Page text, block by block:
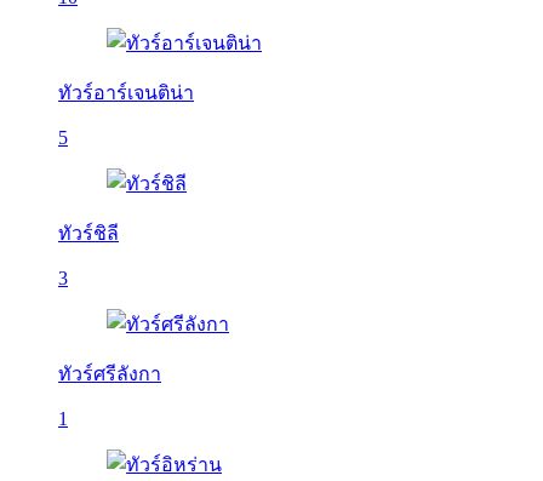
ทัวร์อาร์เจนติน่า
5
ทัวร์ชิลี
3
ทัวร์ศรีลังกา
1